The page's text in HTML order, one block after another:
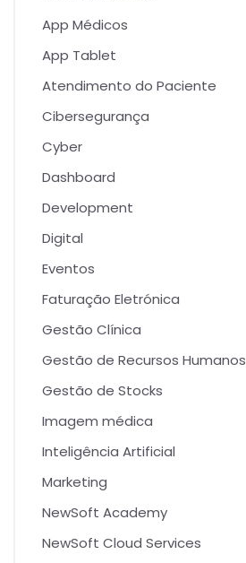
App Médicos
App Tablet
Atendimento do Paciente
Cibersegurança
Cyber
Dashboard
Development
Digital
Eventos
Faturação Eletrónica
Gestão Clínica
Gestão de Recursos Humanos
Gestão de Stocks
Imagem médica
Inteligência Artificial
Marketing
NewSoft Academy
NewSoft Cloud Services